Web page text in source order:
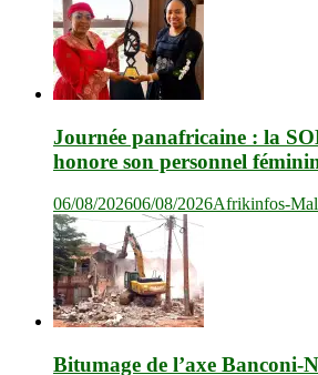
Journée panafricaine : la
honore son personnel
06/08/202606/08/2026Afrikinfos-
Bitumage de l’axe Banconi-